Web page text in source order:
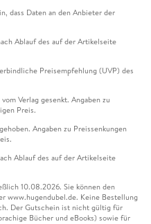
dass Daten an den Anbieter der
Ablauf des auf der Artikelseite
Preisempfehlung (UVP) des
Verlag gesenkt. Angaben zu
Preis.
Angaben zu Preissenkungen
Ablauf des auf der Artikelseite
10.08.2026. Sie können den
www.hugendubel.de. Keine Bestellung
Der Gutschein ist nicht gültig für
Bücher und eBooks) sowie für